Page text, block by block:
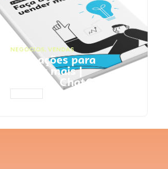
NEGÓCIOS, VENDAS
Faça ações para
vender mais |
Prompts ChatGPT